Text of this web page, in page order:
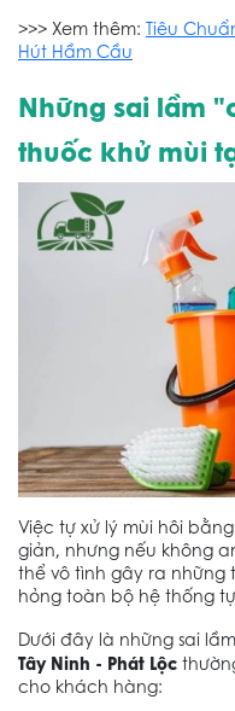
>>> Xem thêm: Tiêu
Hút Hầm Cầu
Những sai lầm
thuốc khử mùi
Việc tự xử lý mùi hôi
giản, nhưng nếu không
thể vô tình gây ra những
hỏng toàn bộ hệ thống
Dưới đây là những sai
Tây Ninh - Phát Lộc
cho khách hàng: